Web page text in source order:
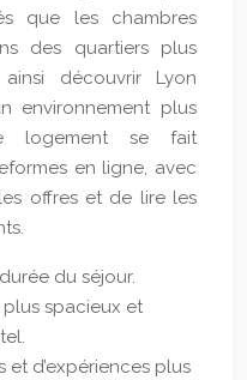
que les chambres
des quartiers plus
découvrir Lyon
environnement plus
logement se fait
en ligne, avec
offres et de lire les
du séjour.
spacieux et
d’expériences plus